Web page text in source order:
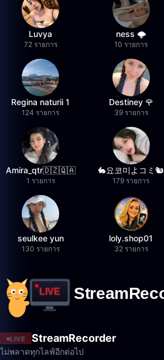
Luvya
72 รายการ
ness 🌩️
10 รายการ
Regina naturii 1
124 รายการ
Destiney 🌹
39 รายการ
Amira_qtr🇩🇿🇶🇦
1 รายการ
🐇요코미よコミ🐿
179 รายการ
seulkee yun
130 รายการ
loly.shop01
32 รายการ
LIVE StreamRecorder
ไม่พลาดทุกไลฟ์อีกต่อไป